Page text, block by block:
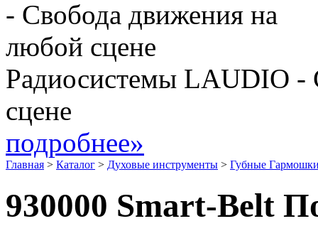
Радиосистемы LAUDIO -
сцене
подробнее»
Главная > Каталог > Духовые инструменты > Губные
930000 Smart-Belt